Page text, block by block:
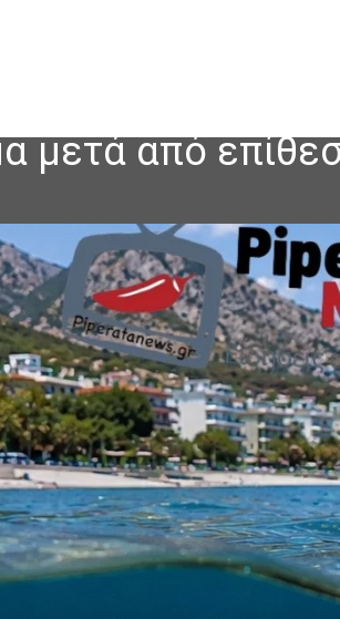
μετά από